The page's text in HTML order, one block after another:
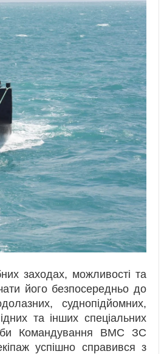
заходах, можливості та
його безпосередньо до
суднопідйомних,
та інших спеціальних
Командування ВМС ЗС
успішно справився з